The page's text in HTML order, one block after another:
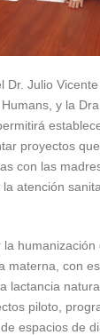
Julio
y la
proyectos
con las
atención
materna, con
lactancia
piloto,
espacios de